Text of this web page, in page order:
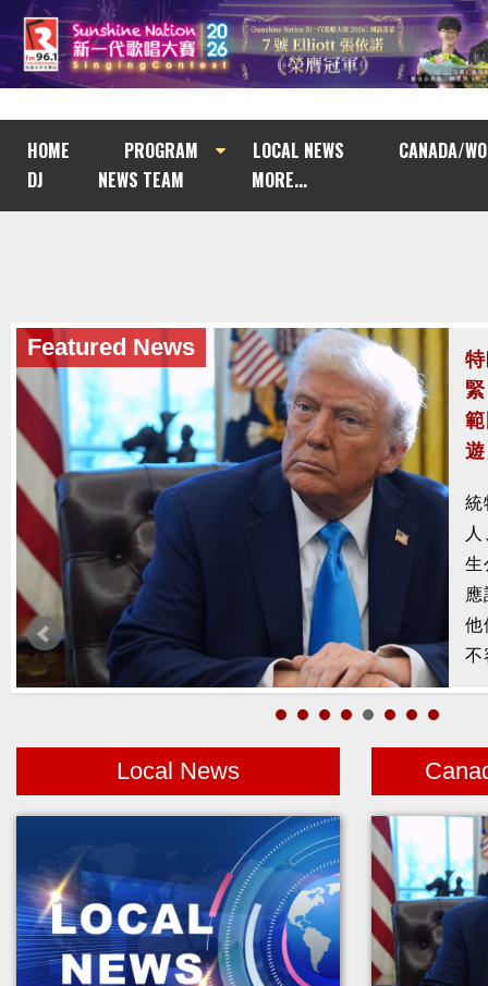
HOME PROGRAM LOCAL NEWS
CANADA/
DJ
NEWS TEAM MORE...
Featured News
槍
示
者
Local News